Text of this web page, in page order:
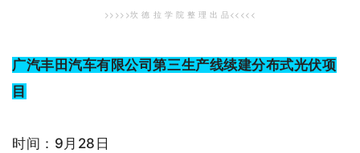
>>>>>坎 德 拉 学 院 整 理 出 品<<<<<
广汽丰田汽车有限公司第三生产线续建分布式光伏项
目
时间：9月28日